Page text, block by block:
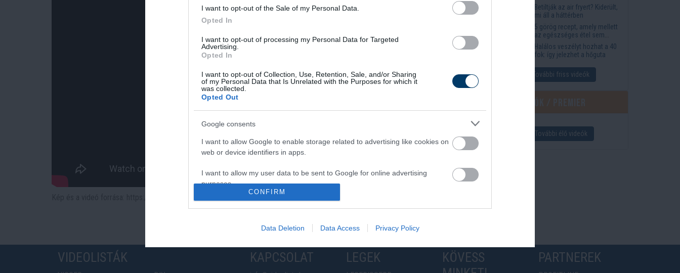
I want to opt-out of the Sale of my Personal Data.
Opted In
I want to opt-out of processing my Personal Data for Targeted
Advertising.
Opted In
I want to opt-out of Collection, Use, Retention, Sale, and/or Sharing
of my Personal Data that Is Unrelated with the Purposes for which it
was collected.
Opted Out
Google consents
I want to allow Google to enable storage related to advertising like cookies on
web or device identifiers in apps.
I want to allow my user data to be sent to Google for online advertising
purposes.
I want to allow Google to enable storage related to analytics like cookies on
I want to allow Google to enable storage related to functionality of the website
CONFIRM
Data Deletion Data Access Privacy Policy
Kép és a videó forrása: https://www.youtube.com/watch?v=gMcEDIksygM
Betiltják az air fryert? Kiderült,
mi áll a háttérben
5 görög recept, amely mellett
az egészséges étel sem
tűnik lemondásnak
Halálos veszélyt hozhat a 40
fok: így jelezhet a hőguta
További friss videók
További élő videók
VIDEOLISTÁK KAPCSOLAT LEGEK
KÖVESS
PARTNEREK